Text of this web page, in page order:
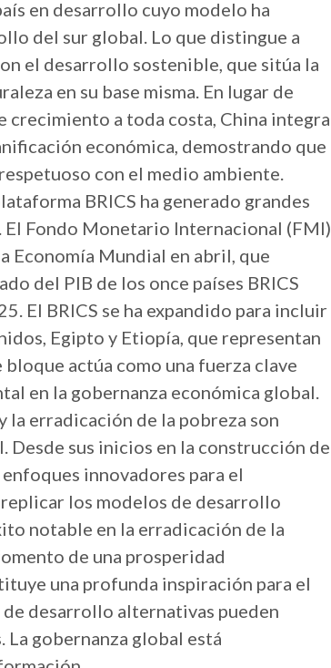
en desarrollo cuyo modelo ha
del sur global. Lo que distingue a
el desarrollo sostenible, que sitúa la
en su base misma. En lugar de
a toda costa, China integra
económica, demostrando que
con el medio ambiente.
BRICS ha generado grandes
El Fondo Monetario Internacional (FMI)
Economía Mundial en abril, que
del PIB de los once países BRICS
El BRICS se ha expandido para incluir
Egipto y Etiopía, que representan
actúa como una fuerza clave
en la gobernanza económica global.
erradicación de la pobreza son
Desde sus inicios en la construcción de
innovadores para el
los modelos de desarrollo
notable en la erradicación de la
de una prosperidad
una profunda inspiración para el
desarrollo alternativas pueden
gobernanza global está